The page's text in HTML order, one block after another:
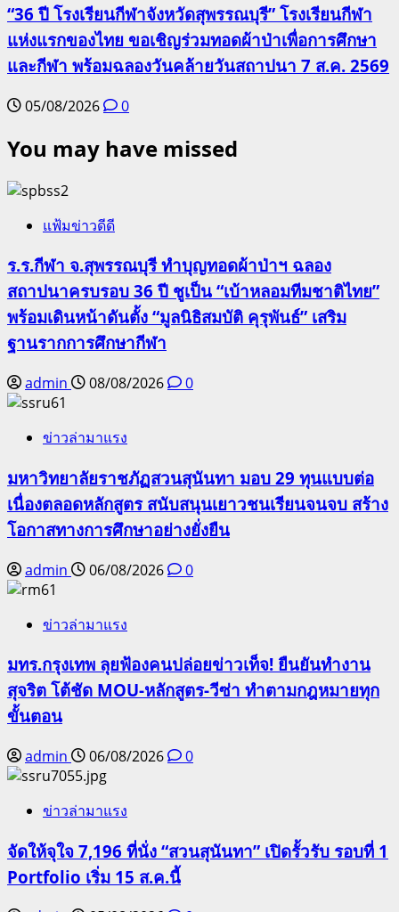
“36 ปี โรงเรียนกีฬาจังหวัดสุพรรณบุรี” โรงเรียนกีฬา
แห่งแรกของไทย ขอเชิญร่วมทอดผ้าป่าเพื่อการศึกษา
และกีฬา พร้อมฉลองวันคล้ายวันสถาปนา 7 ส.ค. 2569
05/08/2026 0
You may have missed
แฟ้มข่าวดีดี
ร.ร.กีฬา จ.สุพรรณบุรี ทำบุญทอดผ้าป่าฯ ฉลอง
สถาปนาครบรอบ 36 ปี ชูเป็น “เบ้าหลอมทีมชาติไทย”
พร้อมเดินหน้าดันตั้ง “มูลนิธิสมบัติ คุรุพันธ์” เสริม
ฐานรากการศึกษากีฬา
admin 08/08/2026 0
ข่าวล่ามาแรง
มหาวิทยาลัยราชภัฏสวนสุนันทา มอบ 29 ทุนแบบต่อ
เนื่องตลอดหลักสูตร สนับสนุนเยาวชนเรียนจนจบ สร้าง
โอกาสทางการศึกษาอย่างยั่งยืน
admin 06/08/2026 0
ข่าวล่ามาแรง
มทร.กรุงเทพ ลุยฟ้องคนปล่อยข่าวเท็จ! ยืนยันทำงาน
สุจริต โต้ชัด MOU-หลักสูตร-วีซ่า ทำตามกฎหมายทุก
ขั้นตอน
admin 06/08/2026 0
ข่าวล่ามาแรง
จัดให้จุใจ 7,196 ที่นั่ง “สวนสุนันทา” เปิดรั้วรับ รอบที่ 1
Portfolio เริ่ม 15 ส.ค.นี้